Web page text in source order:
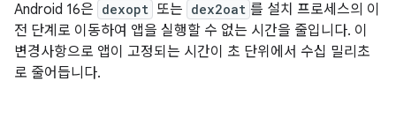
Android 16은 dexopt 또는 dex2oat 를 설치 프로세스의 이
전 단계로 이동하여 앱을 실행할 수 없는 시간을 줄입니다. 이
변경사항으로 앱이 고정되는 시간이 초 단위에서 수십 밀리초
로 줄어듭니다.